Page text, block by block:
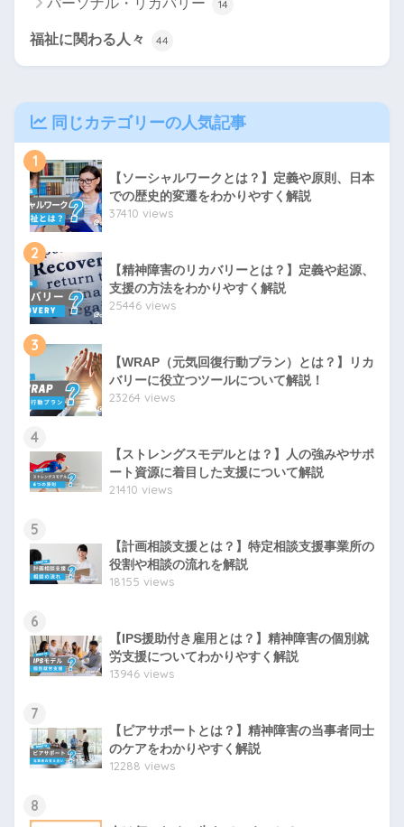
パーソナル・リカバリー 14
福祉に関わる人々 44
同じカテゴリーの人気記事
1
【ソーシャルワークとは？】定義や原則、日本
での歴史的変遷をわかりやすく解説
37410 views
2
【精神障害のリカバリーとは？】定義や起源、
支援の方法をわかりやすく解説
25446 views
3
【WRAP（元気回復行動プラン）とは？】リカ
バリーに役立つツールについて解説！
23264 views
4
【ストレングスモデルとは？】人の強みやサポ
ート資源に着目した支援について解説
21410 views
5
【計画相談支援とは？】特定相談支援事業所の
役割や相談の流れを解説
18155 views
6
【IPS援助付き雇用とは？】精神障害の個別就
労支援についてわかりやすく解説
13946 views
7
【ピアサポートとは？】精神障害の当事者同士
のケアをわかりやすく解説
12288 views
8